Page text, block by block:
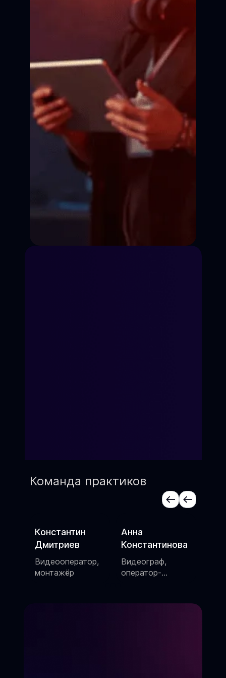
Команда практиков
Константин
Дмитриев
Видеооператор,
монтажёр
Анна
Константинова
Видеограф,
оператор-